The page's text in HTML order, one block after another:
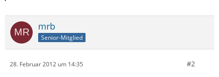
mrb
Senior-Mitglied
28. Februar 2012 um 14:35 #2